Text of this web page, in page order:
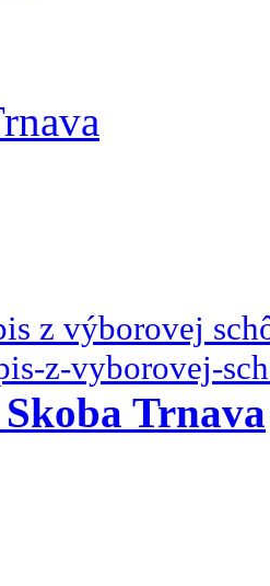
z výborovej
z-vyborovej-
Trnava